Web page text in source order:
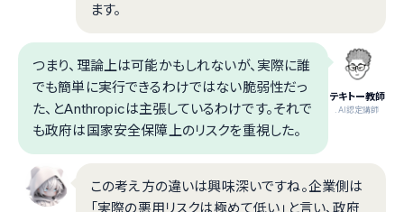
ます。
テキトー教師
.AI認定講師
つまり、理論上は可能かもしれないが、実際に誰
でも簡単に実行できるわけではない脆弱性だっ
た、とAnthropicは主張しているわけです。それで
も政府は国家安全保障上のリスクを重視した。
この考え方の違いは興味深いですね。企業側は
「実際の悪用リスクは極めて低い」と言い、政府